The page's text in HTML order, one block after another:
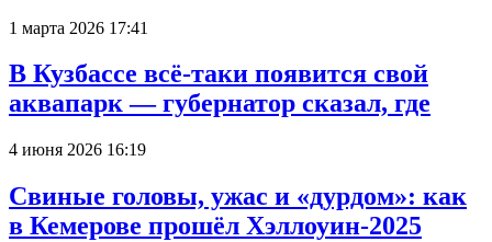
1 марта 2026 17:41
В Кузбассе всё-таки появится свой
аквапарк — губернатор сказал, где
4 июня 2026 16:19
Свиные головы, ужас и «дурдом»: как
в Кемерове прошёл Хэллоуин-2025